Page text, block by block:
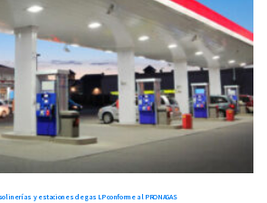
y estaciones de gas LP conforme al PRONAGAS